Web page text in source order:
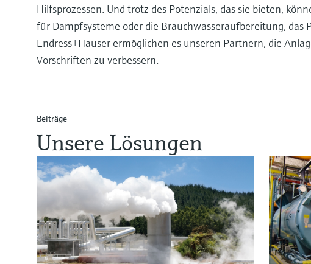
Hilfsprozessen. Und trotz des Potenzials, das sie bieten,
für Dampfsysteme oder die Brauchwasseraufbereitung,
Endress+Hauser ermöglichen es unseren Partnern, die
Vorschriften zu verbessern.
Beiträge
Unsere Lösungen